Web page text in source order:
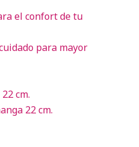
el confort de tu
para mayor
cm.
22 cm.